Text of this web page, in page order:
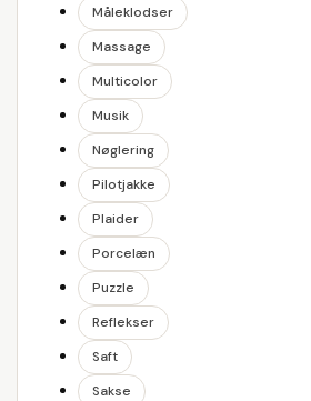
Måleklodser
Massage
Multicolor
Musik
Nøglering
Pilotjakke
Plaider
Porcelæn
Puzzle
Reflekser
Saft
Sakse